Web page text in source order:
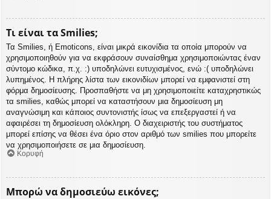
Τι είναι τα Smilies;
Τα Smilies, ή Emoticons, είναι μικρά εικονίδια τα οποία μπορούν να
χρησιμοποιηθούν για να εκφράσουν συναίσθημα χρησιμοποιώντας έναν
σύντομο κώδικα, π.χ. :) υποδηλώνει ευτυχισμένος, ενώ :( υποδηλώνει
λυπημένος. Η πλήρης λίστα των εικονιδίων μπορεί να εμφανιστεί στη
φόρμα δημοσίευσης. Προσπαθήστε να μη χρησιμοποιείτε καταχρηστικώς
τα smilies, καθώς μπορεί να καταστήσουν μια δημοσίευση μη
αναγνώσιμη και κάποιος συντονιστής ίσως να επεξεργαστεί ή να
αφαιρέσει τη δημοσίευση ολόκληρη. Ο διαχειριστής του συστήματος
μπορεί επίσης να θέσει ένα όριο στον αριθμό των smilies που μπορείτε
να χρησιμοποιήσετε σε μια δημοσίευση.
Κορυφή
Μπορώ να δημοσιεύω εικόνες;